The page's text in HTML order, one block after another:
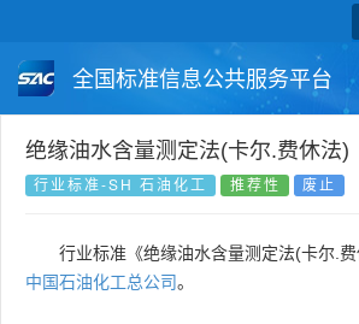
全国标准信息公共服务平台
国家标准 行业标准
国外标准 技术委员会
绝缘油水含量测定法(卡尔.费休法)
行业标准-SH 石油化工 推荐性 废止
行业标准《绝缘油水含量测定法(卡尔.
中国石油化工总公司。